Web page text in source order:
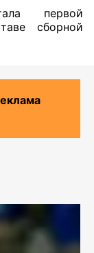
первой
сборной